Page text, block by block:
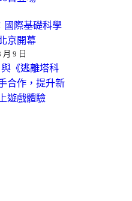
國際基礎科學
京開幕
月 9 日
與《逃離塔科
合作，提升新
遊戲體驗